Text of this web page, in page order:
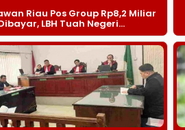
Riau Pos Group Rp8,2 Miliar
LBH Tuah Negeri...